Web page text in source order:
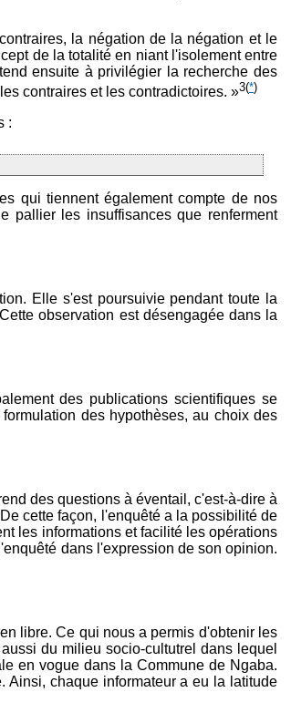
la négation de la négation et le
de la totalité en niant l'isolement entre
ensuite à privilégier la recherche des
contraires et les contradictoires. »3(*)
:
qui tiennent également compte de nos
pallier les insuffisances que renferment
Elle s'est poursuivie pendant toute la
observation est désengagée dans la
des publications scientifiques se
des hypothèses, au choix des
des questions à éventail, c'est-à-dire à
cette façon, l'enquêté a la possibilité de
les informations et facilité les opérations
dans l'expression de son opinion.
libre. Ce qui nous a permis d'obtenir les
du milieu socio-cultutrel dans lequel
en vogue dans la Commune de Ngaba.
Ainsi, chaque informateur a eu la latitude